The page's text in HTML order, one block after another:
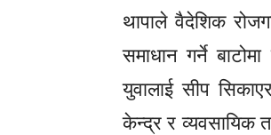
थापाले वैदेशिक
समाधान गर्ने
युवालाई सीप
केन्द्र र व्यवसायिक